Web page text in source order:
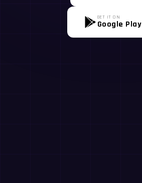
GET IT ON
Google Play